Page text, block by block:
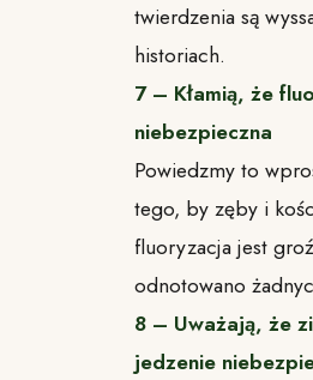
twierdzenia są
historiach.
7 – Kłamią, że
niebezpieczna
Powiedzmy to
tego, by zęby i
fluoryzacja jest
odnotowano
8 – Uważają, że
jedzenie